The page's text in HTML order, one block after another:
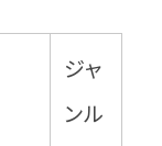
ジャ
ンル